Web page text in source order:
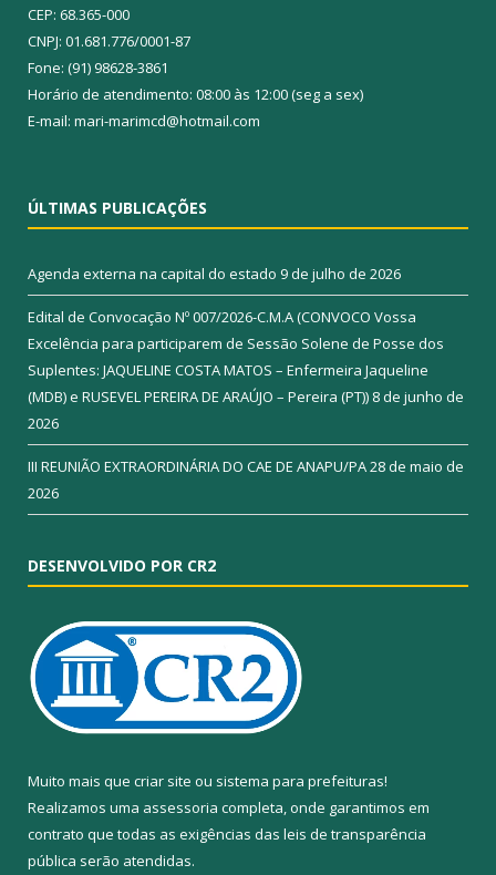
CEP: 68.365-000
CNPJ: 01.681.776/0001-87
Fone: (91) 98628-3861
Horário de atendimento: 08:00 às 12:00 (seg a sex)
E-mail: mari-marimcd@hotmail.com
ÚLTIMAS PUBLICAÇÕES
Agenda externa na capital do estado 9 de julho de 2026
Edital de Convocação Nº 007/2026-C.M.A (CONVOCO Vossa
Excelência para participarem de Sessão Solene de Posse dos
Suplentes: JAQUELINE COSTA MATOS – Enfermeira Jaqueline
(MDB) e RUSEVEL PEREIRA DE ARAÚJO – Pereira (PT)) 8 de junho de
2026
III REUNIÃO EXTRAORDINÁRIA DO CAE DE ANAPU/PA28 de maio de
2026
DESENVOLVIDO POR CR2
Muito mais que criar site ou sistema para prefeituras!
Realizamos uma assessoria completa, onde garantimos em
contrato que todas as exigências das leis de transparência
pública serão atendidas.